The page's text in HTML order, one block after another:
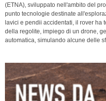
(ETNA), sviluppato nell'ambito del
punto tecnologie destinate
lavici e pendii accidentati, il rover ha
della regolite, impiego di un drone,
automatica, simulando alcune delle